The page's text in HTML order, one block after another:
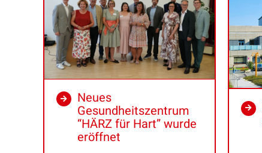
Neues
Gesundheitszentrum
“HÄRZ für Hart” wurde
eröffnet